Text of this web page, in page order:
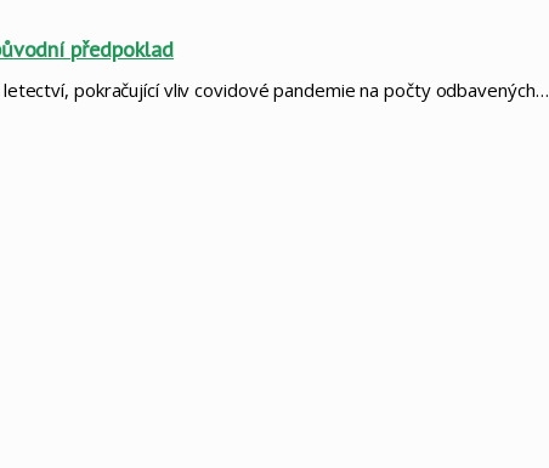
předpoklad
pokračující vliv covidové pandemie na počty odbavených…